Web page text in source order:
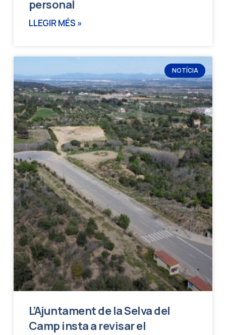
personal
LLEGIR MÉS »
NOTÍCIA
L’Ajuntament de la Selva del
Camp insta a revisar el